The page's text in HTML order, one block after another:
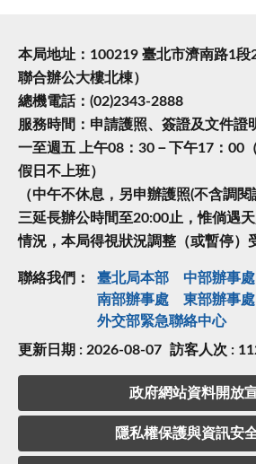
本局地址：100219 臺北市濟南路1段
聯合辦公大樓北棟）
總機電話：(02)2343-2888
服務時間：申請護照、簽證及文件證
一至週五 上午08：30－下午17：00
假日不上班）
（中午不休息，另申辦護照(不含調
三延長辦公時間至20:00止，惟倘遇
情況，本局得視狀況調整（或暫停）
聯絡我們： 臺北局本部 中部辦事處
南部辦事處
東部辦事處
外交部緊急聯絡中⼼
更新日期 : 2026-08-07 訪客人次 :
政府網站資料開放
隱私權保護與資訊安